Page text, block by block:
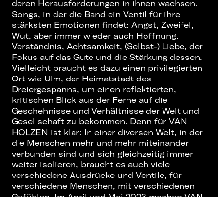
deren Herausforderungen in ihnen wachsen.
Songs, in der die Band ein Ventil für ihre
stärksten Emotionen findet: Angst, Zweifel,
Wut, aber immer wieder auch Hoffnung,
Verständnis, Achtsamkeit, (Selbst-) Liebe, der
Fokus auf das Gute und die Stärkung dessen.
Vielleicht braucht es dazu einen privilegierten
Ort wie Ulm, der Heimatstadt des
Dreiergespanns, um einen reflektierten,
kritischen Blick aus der Ferne auf die
Geschehnisse und Verhältnisse der Welt und
Gesellschaft zu bekommen. Denn für VAN
HOLZEN ist klar: In einer diversen Welt, in der
die Menschen mehr und mehr miteinander
verbunden sind und sich gleichzeitig immer
weiter isolieren, braucht es auch viele
verschiedene Ausdrücke und Ventile, für
verschiedene Menschen, mit verschiedenen